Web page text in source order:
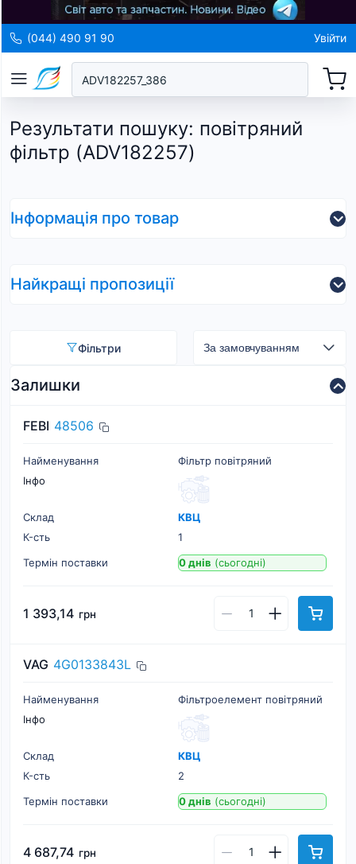
(044) 490 91 90 Увійти
Результати пошуку: повітряний
фільтр (ADV182257)
Інформація про товар
Найкращі пропозиції
Фільтри
Залишки
FEBI 48506
Найменування
Фільтр повітряний
Інфо
Склад
КВЦ
К-cть
1
Термін поставки
0 днів (сьогодні)
1 393,14 грн
VAG 4G0133843L
Найменування
Фільтроелемент повітряний
Інфо
Склад
КВЦ
К-cть
2
Термін поставки
0 днів (сьогодні)
4 687,74 грн